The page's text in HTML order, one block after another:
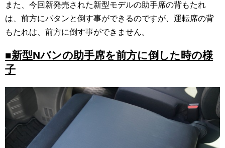
また、今回新発売された新型モデルの助手席の背もたれ
は、前方にパタンと倒す事ができるのですが、運転席の背
もたれは、前方に倒す事ができません。
■新型Nバンの助手席を前方に倒した時の様
子